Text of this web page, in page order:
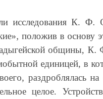
исследования К. Ф.
положив в основу
общины, К.
единицей, в
раздроблялась
целое.